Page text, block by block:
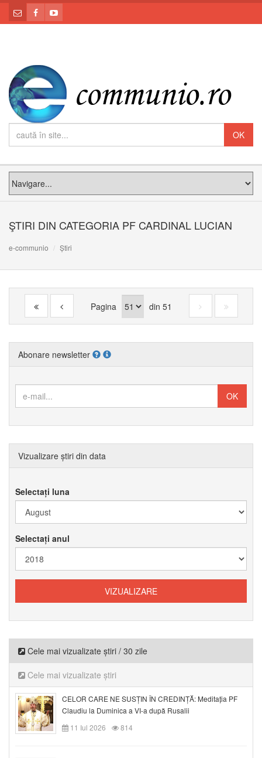
ŞTIRI DIN CATEGORIA PF CARDINAL LUCIAN
e-communio Știri
Pagina din 51
Abonare newsletter
Vizualizare știri din data
Selectați luna
Selectați anul
Cele mai vizualizate știri / 30 zile
Cele mai vizualizate știri
CELOR CARE NE SUSȚIN ÎN CREDINȚĂ: Meditația PF
Claudiu la Duminica a VI-a după Rusalii
11 Iul 2026
814